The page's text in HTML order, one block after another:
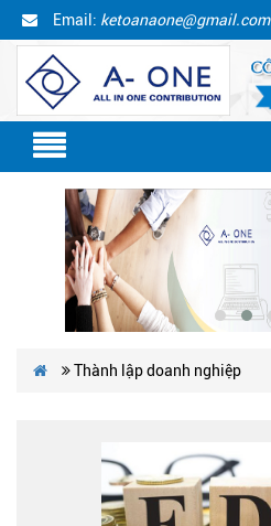
Email: ketoanaone@gmail.com
Thành lập doanh nghiệp